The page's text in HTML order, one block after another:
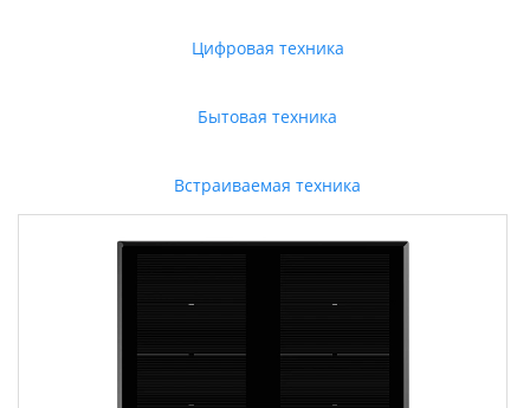
Цифровая техника
Бытовая техника
Встраиваемая техника